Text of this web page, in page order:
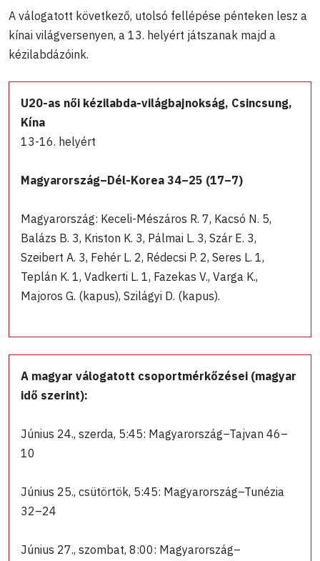
A válogatott következő, utolsó fellépése pénteken lesz a
kínai világversenyen, a 13. helyért játszanak majd a
kézilabdázóink.
U20-as női kézilabda-világbajnokság, Csincsung,
Kína
13-16. helyért
Magyarország–Dél-Korea 34–25 (17–7)
Magyarország: Keceli-Mészáros R. 7, Kacsó N. 5,
Balázs B. 3, Kriston K. 3, Pálmai L. 3, Szár E. 3,
Szeibert A. 3, Fehér L. 2, Rédecsi P. 2, Seres L. 1,
Teplán K. 1, Vadkerti L. 1, Fazekas V., Varga K.,
Majoros G. (kapus), Szilágyi D. (kapus).
A magyar válogatott csoportmérkőzései (magyar
idő szerint):
Június 24., szerda, 5:45: Magyarország–Tajvan 46–
10
Június 25., csütörtök, 5:45: Magyarország–Tunézia
32–24
Június 27., szombat, 8:00: Magyarország–